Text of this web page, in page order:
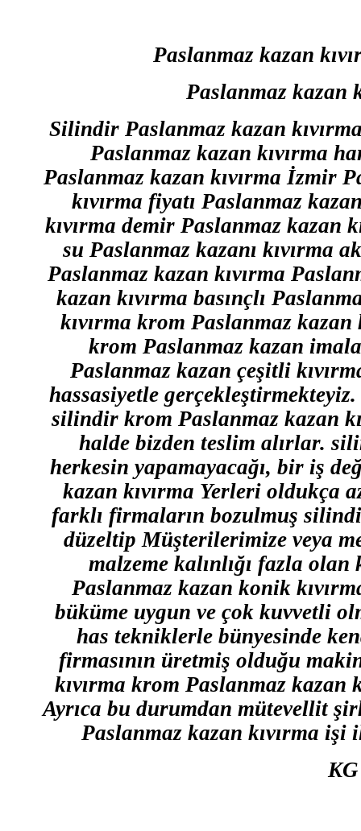
Paslanmaz kazan
Paslanmaz kazan
Silindir Paslanmaz kazan
Paslanmaz kazan kıvırma
Paslanmaz kazan kıvırma İzmir
kıvırma fiyatı Paslanmaz
kıvırma demir Paslanmaz kazan
su Paslanmaz kazanı kıvırma
Paslanmaz kazan kıvırma
kazan kıvırma basınçlı
kıvırma krom Paslanmaz
krom Paslanmaz kazan
Paslanmaz kazan çeşitli
hassasiyetle
silindir krom Paslanmaz kazan
halde bizden teslim alırlar.
herkesin yapamayacağı, bir iş
kazan kıvırma Yerleri oldukça
farklı firmaların bozulmuş
düzeltip Müşterilerimize veya
malzeme kalınlığı fazla
Paslanmaz kazan konik
büküme uygun ve çok kuvvetli
has tekniklerle bünyesinde
firmasının üretmiş olduğu
kıvırma krom Paslanmaz kazan
Ayrıca bu durumdan mütevellit
Paslanmaz kazan kıvırma